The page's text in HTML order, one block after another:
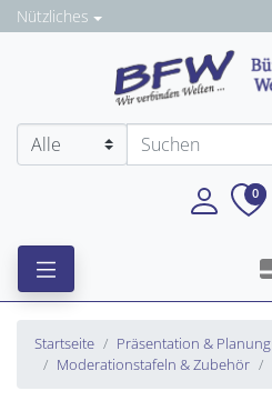
Nützliches
0
Startseite
Präsentation & Planung
Moderationstafeln & Zubehör